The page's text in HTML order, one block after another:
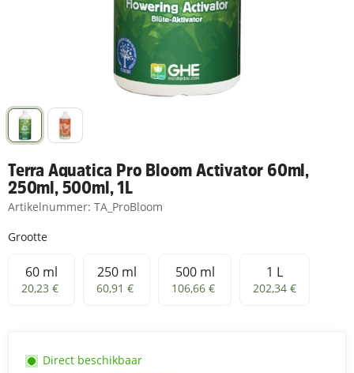
Terra Aquatica Pro Bloom Activator 60ml,
250ml, 500ml, 1L
Artikelnummer: TA_ProBloom
Grootte
60 ml
60 ml
20,23 €
250 ml
250 ml
60,91 €
500 ml
500 ml
106,66 €
1 L
1 L
202,34 €
Direct beschikbaar